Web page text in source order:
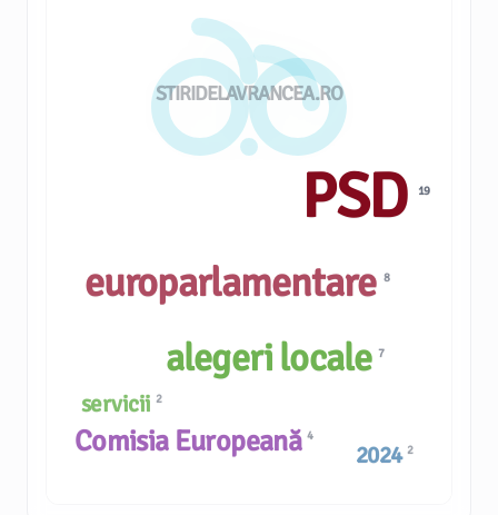
STIRIDELAVRANCEA.RO
europarlamentare 8
Comisia Europeană4
alegeri locale7
servicii 2
2024 2
PSD 19